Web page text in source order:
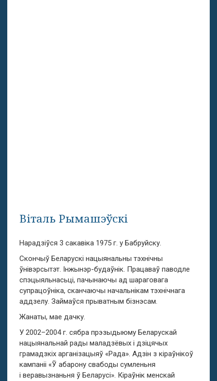
Віталь Рымашэўскі
Нарадзіўся 3 сакавіка 1975 г. у Бабруйску.
Скончыў Беларускі нацыянальны тэхнічны
ўнівэрсытэт. Інжынэр-будаўнік. Працаваў паводле
спэцыяльнасьці, пачынаючы ад шараговага
супрацоўніка, сканчаючы начальнікам тэхнічнага
аддзелу. Займаўся прыватным бізнэсам.
Жанаты, мае дачку.
У 2002–2004 г. сябра прэзыдыюму Беларускай
нацыянальнай рады маладзёвых і дзіцячых
грамадзкіх арганізацыяў «Рада». Адзін з кіраўнікоў
кампаніі «Ў абарону свабоды сумленьня
і веравызнаньня ў Беларусі». Кіраўнік менскай